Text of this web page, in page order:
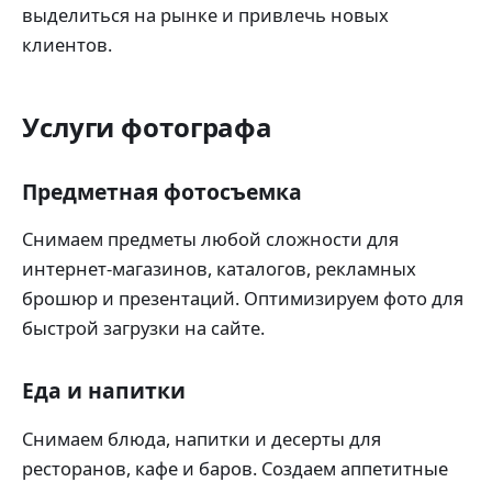
выделиться на рынке и привлечь новых
клиентов.
Услуги фотографа
Предметная фотосъемка
Снимаем предметы любой сложности для
интернет-магазинов, каталогов, рекламных
брошюр и презентаций. Оптимизируем фото для
быстрой загрузки на сайте.
Еда и напитки
Снимаем блюда, напитки и десерты для
ресторанов, кафе и баров. Создаем аппетитные